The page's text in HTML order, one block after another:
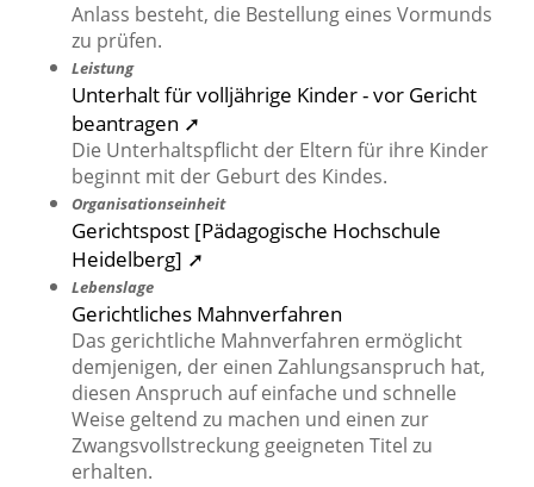
Anlass besteht, die Bestellung eines Vormunds
zu prüfen.
Leistung
Unterhalt für volljährige Kinder - vor Gericht
beantragen ➚
Die Unterhaltspflicht der Eltern für ihre Kinder
beginnt mit der Geburt des Kindes.
Organisationseinheit
Gerichtspost [Pädagogische Hochschule
Heidelberg] ➚
Lebenslage
Gerichtliches Mahnverfahren
Das gerichtliche Mahnverfahren ermöglicht
demjenigen, der einen Zahlungsanspruch hat,
diesen Anspruch auf einfache und schnelle
Weise geltend zu machen und einen zur
Zwangsvollstreckung geeigneten Titel zu
erhalten.